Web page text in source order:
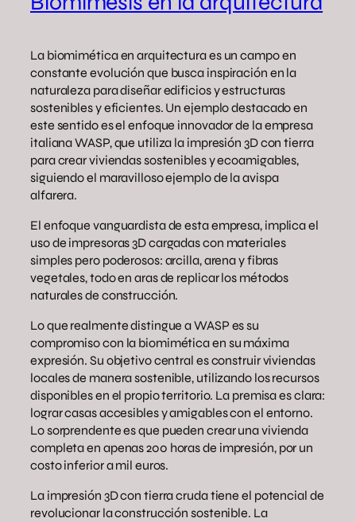
La biomimética en arquitectura es un campo en
constante evolución que busca inspiración en la
naturaleza para diseñar edificios y estructuras
sostenibles y eficientes. Un ejemplo destacado en
este sentido es el enfoque innovador de la empresa
italiana WASP, que utiliza la impresión 3D con tierra
para crear viviendas sostenibles y ecoamigables,
siguiendo el maravilloso ejemplo de la avispa
alfarera.
El enfoque vanguardista de esta empresa, implica el
uso de impresoras 3D cargadas con materiales
simples pero poderosos: arcilla, arena y fibras
vegetales, todo en aras de replicar los métodos
naturales de construcción.
Lo que realmente distingue a WASP es su
compromiso con la biomimética en su máxima
expresión. Su objetivo central es construir viviendas
locales de manera sostenible, utilizando los recursos
disponibles en el propio territorio. La premisa es clara:
lograr casas accesibles y amigables con el entorno.
Lo sorprendente es que pueden crear una vivienda
completa en apenas 200 horas de impresión, por un
costo inferior a mil euros.
La impresión 3D con tierra cruda tiene el potencial de
revolucionar la construcción sostenible. La